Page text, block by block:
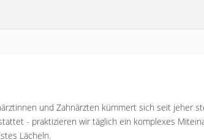
und Zahnärzten kümmert sich seit jeher
- praktizieren wir täglich ein komplexes
Lächeln.